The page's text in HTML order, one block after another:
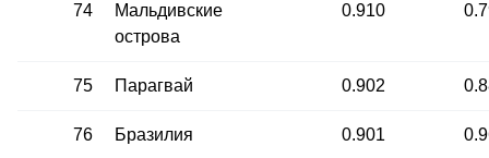
74
Мальдивские
острова
0.910
75 Парагвай 0.902
76 Бразилия 0.901